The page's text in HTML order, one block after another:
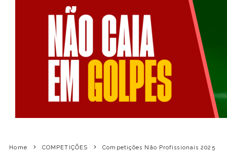
Home COMPETIÇÕES Competições Não Profissionais 2025